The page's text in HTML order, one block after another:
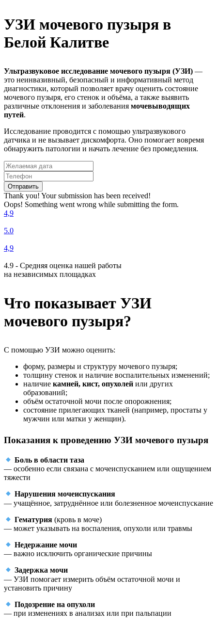
УЗИ мочевого пузыря в
Белой Калитве
Ультразвуковое исследование мочевого пузыря (УЗИ) —
это неинвазивный, безопасный и информативный метод
диагностики, который позволяет врачу оценить состояние
мочевого пузыря, его стенок и объёма, а также выявить
различные отклонения и заболевания мочевыводящих
путей.
Исследование проводится с помощью ультразвукового
датчика и не вызывает дискомфорта. Оно помогает вовремя
обнаружить патологии и начать лечение без промедления.
Thank you! Your submission has been received!
Oops! Something went wrong while submitting the form.
4,9
5.0
4,9
4.9 - Средняя оценка нашей работы
на независимых площадках
Что показывает УЗИ
мочевого пузыря?
С помощью УЗИ можно оценить:
форму, размеры и структуру мочевого пузыря;
толщину стенок и наличие воспалительных изменений;
наличие камней, кист, опухолей или других
образований;
объём остаточной мочи после опорожнения;
состояние прилегающих тканей (например, простаты у
мужчин или матки у женщин).
Показания к проведению УЗИ мочевого пузыря
Боль в области таза
— особенно если связана с мочеиспусканием или ощущением
тяжести
Нарушения мочеиспускания
— учащённое, затруднённое или болезненное мочеиспускание
Гематурия (кровь в моче)
— может указывать на воспаления, опухоли или травмы
Недержание мочи
— важно исключить органические причины
Задержка мочи
— УЗИ помогает измерить объём остаточной мочи и
установить причину
Подозрение на опухоли
— при изменениях в анализах или при пальпации